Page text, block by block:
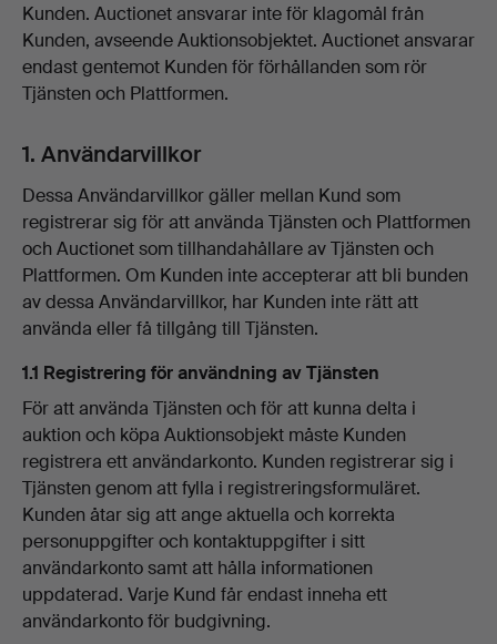
Kunden. Auctionet ansvarar inte för klagomål från
Kunden, avseende Auktionsobjektet. Auctionet ansvarar
endast gentemot Kunden för förhållanden som rör
Tjänsten och Plattformen.
1. Användarvillkor
Dessa Användarvillkor gäller mellan Kund som
registrerar sig för att använda Tjänsten och Plattformen
och Auctionet som tillhandahållare av Tjänsten och
Plattformen. Om Kunden inte accepterar att bli bunden
av dessa Användarvillkor, har Kunden inte rätt att
använda eller få tillgång till Tjänsten.
1.1 Registrering för användning av Tjänsten
För att använda Tjänsten och för att kunna delta i
auktion och köpa Auktionsobjekt måste Kunden
registrera ett användarkonto. Kunden registrerar sig i
Tjänsten genom att fylla i registreringsformuläret.
Kunden åtar sig att ange aktuella och korrekta
personuppgifter och kontaktuppgifter i sitt
användarkonto samt att hålla informationen
uppdaterad. Varje Kund får endast inneha ett
användarkonto för budgivning.